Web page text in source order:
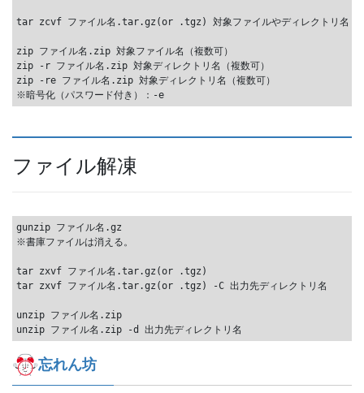
tar zcvf ファイル名.tar.gz(or .tgz) 対象ファイルやディレクトリ名（
zip ファイル名.zip 対象ファイル名（複数可）
zip -r ファイル名.zip 対象ディレクトリ名（複数可）
zip -re ファイル名.zip 対象ディレクトリ名（複数可）
※暗号化（パスワード付き）：-e
ファイル解凍
gunzip ファイル名.gz
※書庫ファイルは消える。
tar zxvf ファイル名.tar.gz(or .tgz)
tar zxvf ファイル名.tar.gz(or .tgz) -C 出力先ディレクトリ名
unzip ファイル名.zip
忘れん坊